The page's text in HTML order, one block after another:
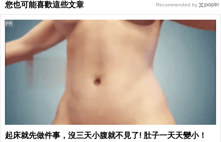
您也可能喜歡這些文章
起床就先做件事，沒三天小腹就不見了! 肚子一天天變小！
PR
Recommended by